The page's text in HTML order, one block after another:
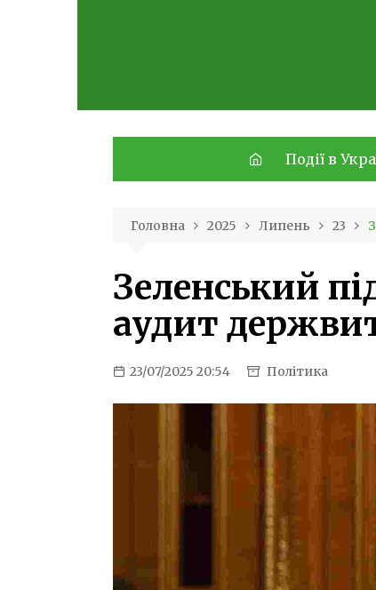
Події в
Головна 2025 Липень 23
Зеленський
аудит
23/07/2025 20:54 Політика